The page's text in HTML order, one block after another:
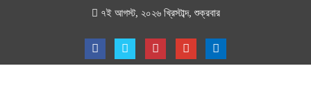
৭ই আগস্ট, ২০২৬ খ্রিস্টাব্দ, শুক্রবার